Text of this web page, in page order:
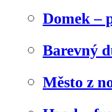
Domek –
Barevný
Město z